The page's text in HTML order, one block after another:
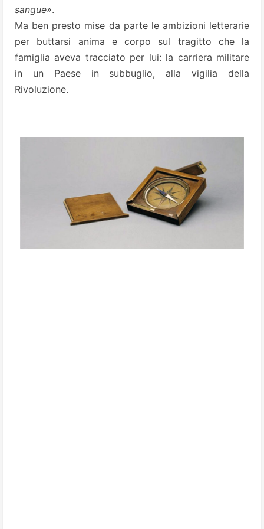
sangue».
Ma ben presto mise da parte le ambizioni letterarie
per buttarsi anima e corpo sul tragitto che la
famiglia aveva tracciato per lui: la carriera militare
in un Paese in subbuglio, alla vigilia della
Rivoluzione.